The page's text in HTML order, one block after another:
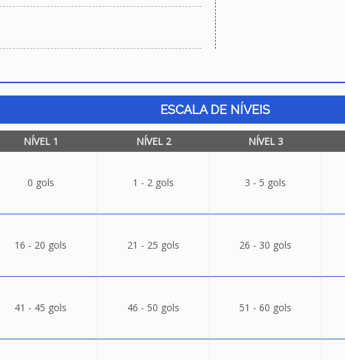
ESCALA DE NÍVEIS
NÍVEL 1 NÍVEL 2 NÍVEL 3
0 gols 1 - 2 gols 3 - 5 gols
16 - 20 gols 21 - 25 gols 26 - 30 gols
41 - 45 gols 46 - 50 gols 51 - 60 gols